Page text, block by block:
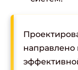
направлено